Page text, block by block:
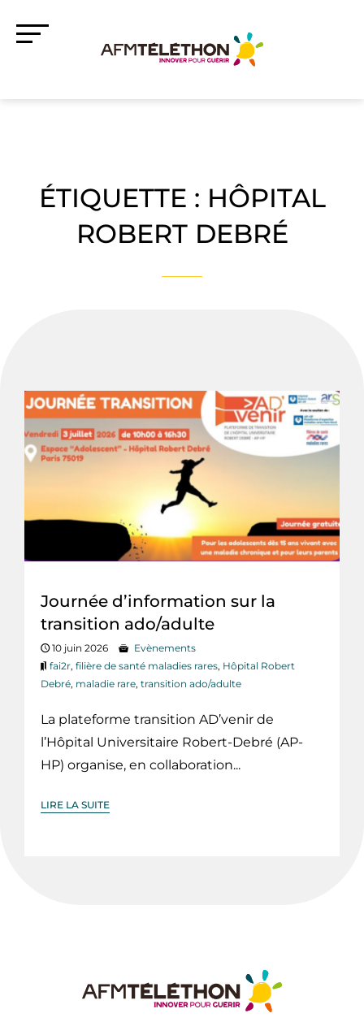
ÉTIQUETTE : HÔPITAL
ROBERT DEBRÉ
Journée d’information sur la
transition ado/adulte
10 juin 2026
Evènements
fai2r, filière de santé maladies rares, Hôpital Robert
Debré, maladie rare, transition ado/adulte
La plateforme transition AD’venir de
l’Hôpital Universitaire Robert-Debré (AP-
HP) organise, en collaboration...
LIRE LA SUITE